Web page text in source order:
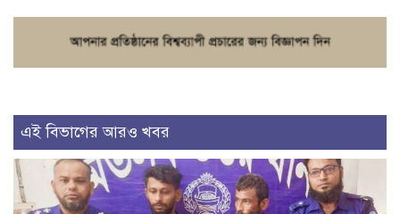
এই বিভাগের আরও খবর